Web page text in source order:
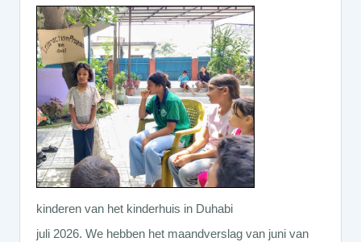
kinderen van het kinderhuis in Duhabi
juli 2026. We hebben het maandverslag van juni van